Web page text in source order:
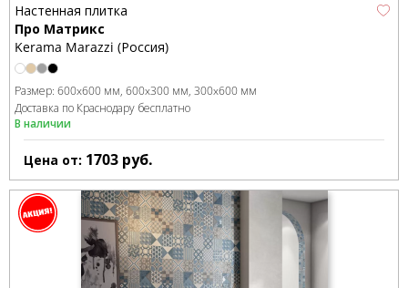
Настенная плитка
Про Матрикс
Kerama Marazzi (Россия)
Размер: 600x600 мм 600x300 мм 300x600 мм
Доставка по Краснодару бесплатно
В наличии
Цена от: 1703 руб.